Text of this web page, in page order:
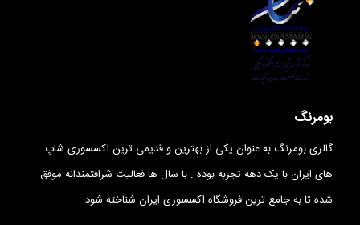
بومرنگ
گالری بومرنگ به عنوان یکی از بهترین و قدیمی ترین اکسسوری شاپ
های ایران با یک دهه تجربه بوده . با سال ها فعالیت شرافتمندانه موفق
شده تا به جامع ترین فروشگاه اکسسوری ایران شناخته شود .